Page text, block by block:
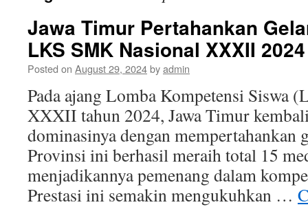
Jawa Timur Pertahankan
LKS SMK Nasional XXXII
Posted on August 29, 2024byadmin
Pada ajang Lomba Kompetensi Siswa
XXXII tahun 2024, Jawa Timur
dominasinya dengan mempertahankan
Provinsi ini berhasil meraih total 15
menjadikannya pemenang dalam
Prestasi ini semakin mengukuhkan …